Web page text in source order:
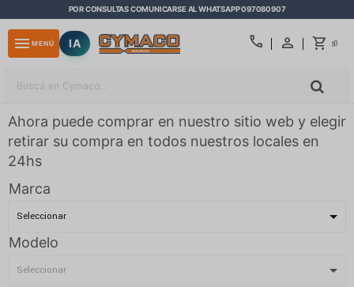
POR CONSULTAS COMUNICARSE AL WHATSAPP 097080907
call $0
menu MENÚ IA
Ahora puede comprar en nuestro sitio web y elegir
retirar su compra en todos nuestros locales en
24hs
Marca
Modelo
close